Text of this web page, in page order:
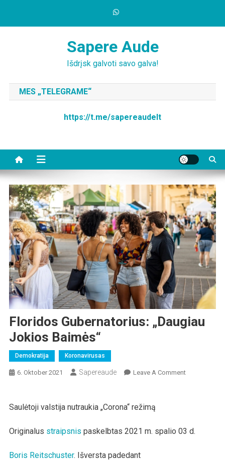
Sapere Aude
Išdrįsk galvoti savo galva!
MES „TELEGRAME“
https://t.me/sapereaudelt
Floridos Gubernatorius: „Daugiau
Jokios Baimės“
Demokratija Koronavirusas
6. Oktober 2021 Sapereaude Leave A CommentOn
Baimės“
Saulėtoji valstija nutraukia „Corona“ režimą
Originalus straipsnis paskelbtas 2021 m. spalio 03 d.
Boris Reitschuster. Išversta padedant